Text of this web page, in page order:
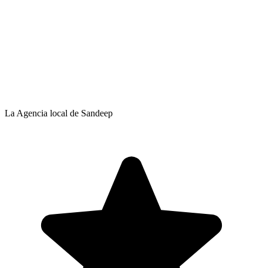
La Agencia local de Sandeep